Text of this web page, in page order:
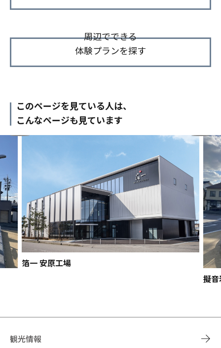
周辺でできる
体験プランを探す
このページを見ている人は、
こんなページも見ています
箔一 安原工場
擬
観光情報